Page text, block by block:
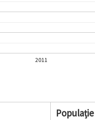
2011
Populație